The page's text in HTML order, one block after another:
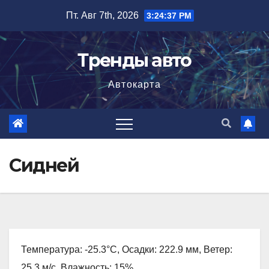
содержимому
Пт. Авг 7th, 2026 3:24:38 PM
Тренды авто
Автокарта
Сидней
Температура: -25.3°C, Осадки: 222.9 мм, Ветер: